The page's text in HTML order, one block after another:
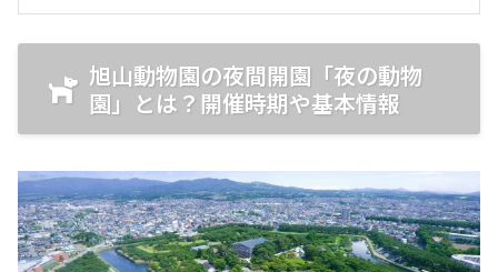
旭山動物園の夜間開園「夜の動物
園」とは？開催時期や基本情報